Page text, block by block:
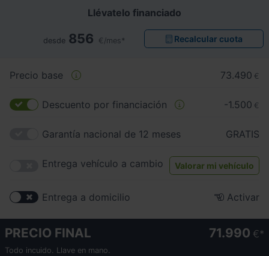
Llévatelo financiado
desde 856 €/mes* Recalcular cuota
Precio base 73.490 €
Descuento por financiación -1.500 €
Garantía nacional de 12 meses GRATIS
Entrega vehículo a cambio Valorar mi vehículo
Entrega a domicilio Activar
PRECIO FINAL 71.990 €
Todo incuido. Llave en mano.